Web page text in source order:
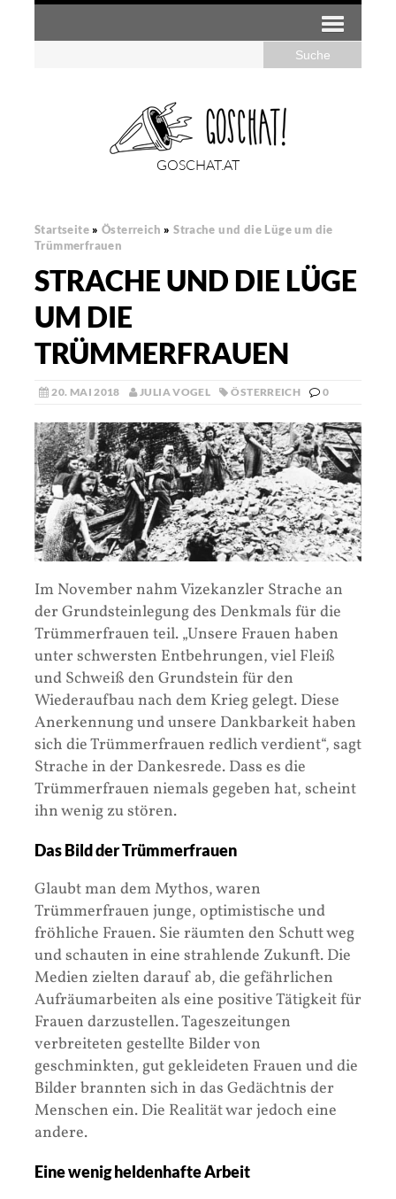
GOSCHAT.AT
Startseite » Österreich » Strache und die Lüge um die
Trümmerfrauen
STRACHE UND DIE LÜGE
UM DIE
TRÜMMERFRAUEN
20. MAI 2018 JULIA VOGEL ÖSTERREICH 0
Im November nahm Vizekanzler Strache an
der Grundsteinlegung des Denkmals für die
Trümmerfrauen teil. „Unsere Frauen haben
unter schwersten Entbehrungen, viel Fleiß
und Schweiß den Grundstein für den
Wiederaufbau nach dem Krieg gelegt. Diese
Anerkennung und unsere Dankbarkeit haben
sich die Trümmerfrauen redlich verdient“, sagt
Strache in der Dankesrede. Dass es die
Trümmerfrauen niemals gegeben hat, scheint
ihn wenig zu stören.
Das Bild der Trümmerfrauen
Glaubt man dem Mythos, waren
Trümmerfrauen junge, optimistische und
fröhliche Frauen. Sie räumten den Schutt weg
und schauten in eine strahlende Zukunft. Die
Medien zielten darauf ab, die gefährlichen
Aufräumarbeiten als eine positive Tätigkeit für
Frauen darzustellen. Tageszeitungen
verbreiteten gestellte Bilder von
geschminkten, gut gekleideten Frauen und die
Bilder brannten sich in das Gedächtnis der
Menschen ein. Die Realität war jedoch eine
andere.
Eine wenig heldenhafte Arbeit